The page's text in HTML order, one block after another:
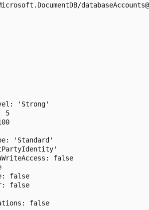
'Strong'
5
'Standard'
false
false
false
false